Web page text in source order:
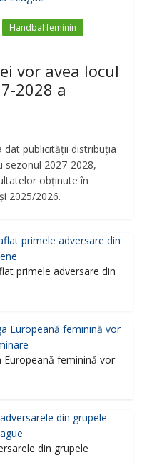
Handbal feminin
vor avea locul
2028 a
dat publicității distribuția
sezonul 2027-2028,
obținute în
2025/2026.
primele adversare din
Europeană feminină vor
din grupele